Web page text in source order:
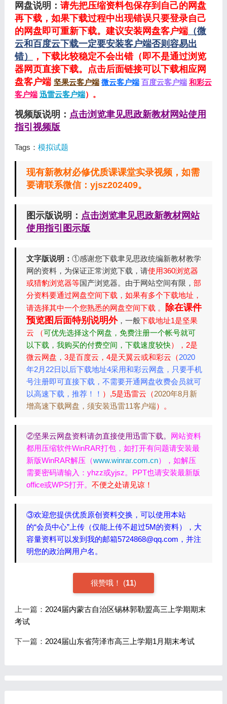
网盘说明： 请先把压缩资料包保存到自己的网盘
再下载，如果下载过程中出现错误只要登录自己
的网盘即可重新下载。建议安装网盘客户端（微
云和百度云下载一定要安装客户端否则容易出
错）
，下载比较稳定不会出错（即不是通过浏览
器网页直接下载。点击后面链接可以下载相应网
盘客户端 坚果云客户端 微云客户端 百度云客户端 和彩云
客户端 迅雷云客户端）。
视频版说明： 点击浏览聿见思政新教材网站使用
指引视频版
Tags： 模拟试题
现有新教材必修优质课课堂实录视频，如需
要请联系微信：yjsz202409。
图示版说明： 点击浏览聿见思政新教材网站
使用指引图示版
文字版说明： ①感谢您下载聿见思政统编新教材教学
网的资料，为保证正常浏览下载，请使用360浏览器
或猎豹浏览器等国产浏览器。由于网站空间有限， 部
分资料要通过网盘空间下载，如果有多个下载地址，
请选择其中一个您熟悉的网盘空间下载 。
除在课件
预览图后面特别说明外，一般下载地址1是坚果
云 （可优先选择这个网盘，免费注册一个帐号就可
以下载，我购买的付费空间，下载速度较快），2是
微云网盘，3是百度云，4是天翼云或和彩云（2020
年2月22日以后下载地址4采用和彩云网盘，只要手机
号注册即可直接下载，不需要开通网盘收费会员就可
以高速下载，推荐！！ ）,5是迅雷云（2020年8月新
增高速下载网盘，须安装迅雷11客户端）。
②坚果云网盘资料请勿直接使用迅雷下载。 网站资料
都用压缩软件WinRAR打包，如打开有问题请安装最
新版WinRAR解压（www.winrar.com.cn），如解压
需要密码请输入：yhzz或yjsz。PPT也请安装最新版
office或WPS打开。 不便之处请见谅！
③欢迎您提供优质原创资料交换，可以使用本站
的“会员中心”上传（仅能上传不超过5M的资料），大
容量资料可以发到我的邮箱5724868@qq.com，并注
明您的政治网用户名。
很赞哦！ (11)
上一篇： 2024届内蒙古自治区锡林郭勒盟高三上学期期末
考试
下一篇： 2024届山东省菏泽市高三上学期1月期末考试